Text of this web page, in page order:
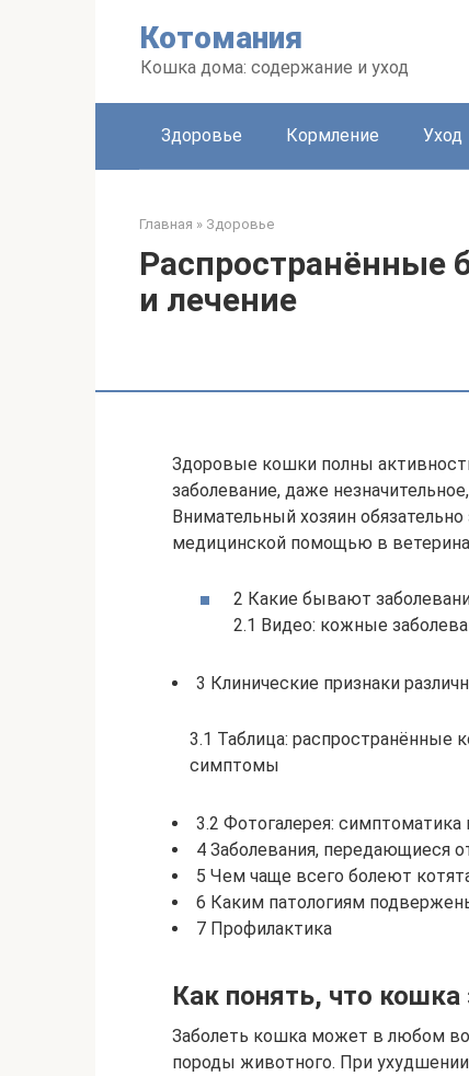
Котомания
Кошка дома: содержание и уход
Здоровье Кормление Уход
Главная » Здоровье
Распространённые
и лечение
Здоровые кошки полны
заболевание, даже
Внимательный хозяин
медицинской помощью в
2 Какие бывают
2.1 Видео: кожные
3 Клинические признаки
3.1 Таблица: распространённые
симптомы
3.2 Фотогалерея: симптоматика
4 Заболевания, передающиеся
5 Чем чаще всего болеют
6 Каким патологиям
7 Профилактика
Как понять, что кошка
Заболеть кошка может в любом
породы животного. При